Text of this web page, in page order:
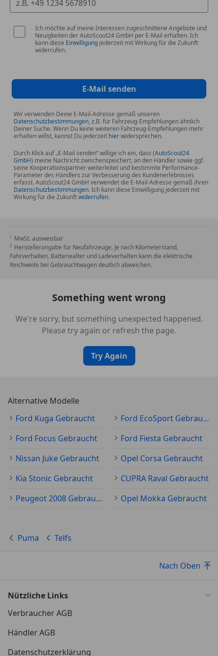
Speichen-Design, Schwarz, glanzgedreht
Body-Styling-Kit
Bremsassistent (EBA)
Digitale Instrumententafel 12,3 Zoll
Fahrspur-Assistent inkl. Fahrspurhalte-Assistent
Fahrwerk: Sportlich abgestimmtes Fahrwerk
Fernlicht-Assistent
Ford Easy Fuel
Ford EcoCoach
Ford Power-Startfunktion
FordPass Connect
Gepäckraumbeleuchtung
Geschwindigkeitsregelanlage
Getriebe: 6-Gang-Schaltgetriebe
Intelligentes Sicherheits-System (IPS Intelligent
Protection System)
Einparkhilfe hinten
Serienausstattungen:
*Verzurrösen im Gepäckraum
*Handschuhfach beleuchtet
*Start-Stopp-System
*Gepäckraumbeleuchtung
*LED-Rückleuchten
*Dachhimmel aus Webstoff
programmierbarer Zweitschlüssel
Ich möchte auf meine Interessen zugeschnittene Angebote und
Neuigkeiten der AutoScout24 GmbH per E-Mail erhalten. Ich
kann diese Einwilligung jederzeit mit Wirkung für die Zukunft
widerrufen.
E-Mail senden
Wir verwenden Deine E-Mail-Adresse gemäß unseren
Datenschutzbestimmungen, z.B. für Fahrzeug-Empfehlungen ähnlich
Deiner Suche. Wenn Du keine weiteren Fahrzeug-Empfehlungen mehr
erhalten willst, kannst Du jederzeit hierwidersprechen.
Durch Klick auf „E-Mail senden“ willige ich ein, dass (AutoScout24
GmbH) meine Nachricht zwischenspeichert, an den Händler sowie ggf.
seine Kooperationspartner weiterleitet und bestimmte Performance-
Parameter des Händlers zur Verbesserung des Kundenerlebnisses
erfasst. AutoScout24 GmbH verwendet die E-Mail-Adresse gemäß ihren
Datenschutzbestimmungen. Ich kann diese Einwilligung jederzeit mit
Wirkung für die Zukunftwiderrufen.
MwSt. ausweisbar
Herstellerangabe für Neufahrzeuge. Je nach Kilometerstand,
Fahrverhalten, Batteriealter und Ladeverhalten kann die elektrische
Reichweite bei Gebrauchtwagen deutlich abweichen.
Something went wrong
We're sorry, but something unexpected happened.
Please try again or refresh the page.
Try Again
Alternative Modelle
Ford Kuga Gebraucht
Ford EcoSport Gebraucht
Ford Focus Gebraucht
Ford Fiesta Gebraucht
Nissan Juke Gebraucht
Opel Corsa Gebraucht
Kia Stonic Gebraucht
CUPRA Raval Gebraucht
Peugeot 2008 Gebraucht
Opel Mokka Gebraucht
Puma Telfs
Nach Oben
Nützliche Links
Verbraucher AGB
Händler AGB
Datenschutzerklärung